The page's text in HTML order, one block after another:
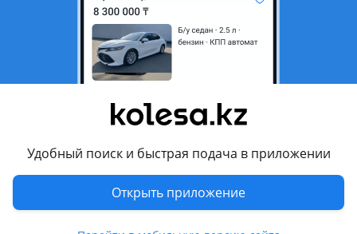
Удобный поиск и быстрая подача в приложении
Открыть приложение
Фирма AJP производство Малазия.
Отличное качество.
Другие объявления продавца
Запчасти
Автозапчасти
352